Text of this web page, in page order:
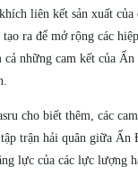
liên kết sản xuất
ra để mở rộng các
những cam kết của
cho biết thêm, các
trận hải quân giữa Ấn
lực của các lực lượng